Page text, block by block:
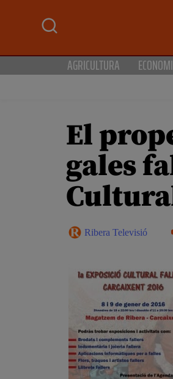
AGRICULTURA
El
gales
Ribera Televisió